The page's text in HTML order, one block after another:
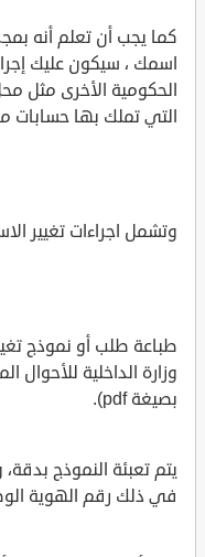
كما يجب أن تعلم أنه
اسمك ، سيكون عليك
الحكومية الأخرى مثل
التي تملك بها حسابات
وتشمل اجراءات تغيير
وزارة الداخلية للأحوال
بصيغة pdf).
يتم تعبئة النموذج
في ذلك رقم الهوية